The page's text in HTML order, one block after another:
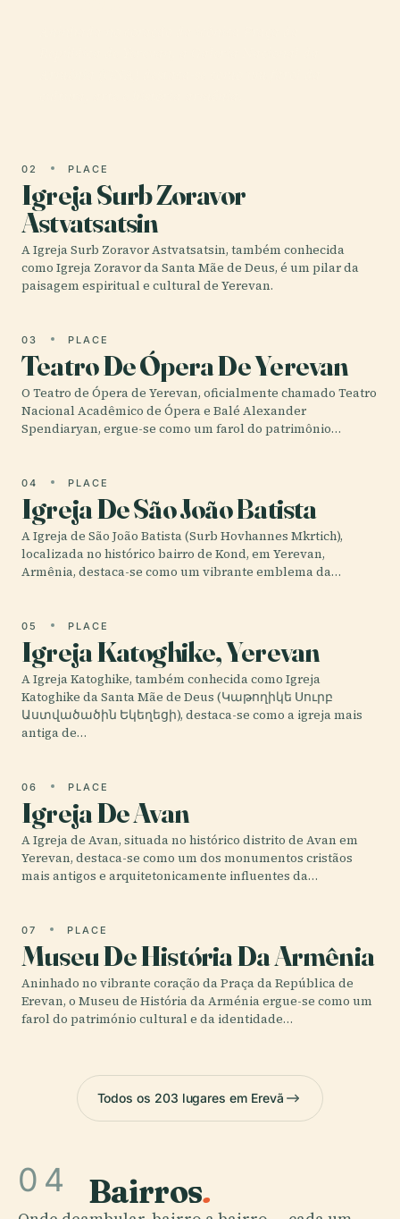
02 PLACE
Igreja Surb Zoravor
Astvatsatsin
A Igreja Surb Zoravor Astvatsatsin, também conhecida
como Igreja Zoravor da Santa Mãe de Deus, é um pilar da
paisagem espiritual e cultural de Yerevan.
03 PLACE
Teatro De Ópera De Yerevan
O Teatro de Ópera de Yerevan, oficialmente chamado Teatro
Nacional Acadêmico de Ópera e Balé Alexander
Spendiaryan, ergue-se como um farol do patrimônio…
04 PLACE
Igreja De São João Batista
A Igreja de São João Batista (Surb Hovhannes Mkrtich),
localizada no histórico bairro de Kond, em Yerevan,
Armênia, destaca-se como um vibrante emblema da…
05 PLACE
Igreja Katoghike, Yerevan
A Igreja Katoghike, também conhecida como Igreja
Katoghike da Santa Mãe de Deus (Կաթողիկե Սուրբ
Աստվածածին Եկեղեցի), destaca-se como a igreja mais
antiga de…
06 PLACE
Igreja De Avan
A Igreja de Avan, situada no histórico distrito de Avan em
Yerevan, destaca-se como um dos monumentos cristãos
mais antigos e arquitetonicamente influentes da…
07 PLACE
Museu De História Da Armênia
Aninhado no vibrante coração da Praça da República de
Erevan, o Museu de História da Arménia ergue-se como um
farol do património cultural e da identidade…
Todos os 203 lugares em Erevã
04 Bairros.